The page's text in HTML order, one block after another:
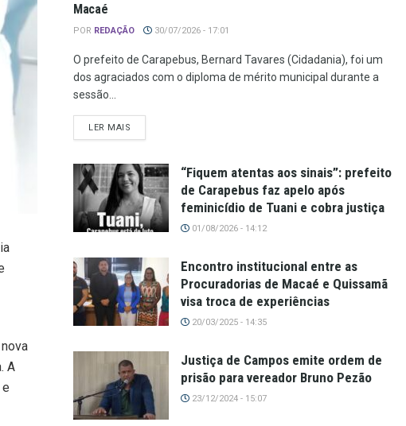
A
Macaé
POR REDAÇÃO 30/07/2026 - 17:01
O prefeito de Carapebus, Bernard Tavares (Cidadania), foi um
dos agraciados com o diploma de mérito municipal durante a
sessão...
LER MAIS
“Fiquem atentas aos sinais”: prefeito
de Carapebus faz apelo após
feminicídio de Tuani e cobra justiça
01/08/2026 - 14:12
Encontro institucional entre as
Procuradorias de Macaé e Quissamã
visa troca de experiências
20/03/2025 - 14:35
Justiça de Campos emite ordem de
prisão para vereador Bruno Pezão
23/12/2024 - 15:07